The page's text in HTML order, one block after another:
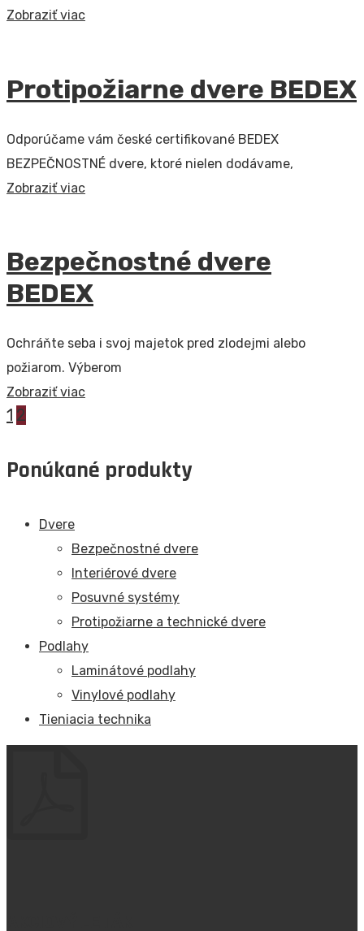
Zobraziť viac
Protipožiarne dvere BEDEX
Odporúčame vám české certifikované BEDEX
BEZPEČNOSTNÉ dvere, ktoré nielen dodávame,
Zobraziť viac
Bezpečnostné dvere
BEDEX
Ochráňte seba i svoj majetok pred zlodejmi alebo
požiarom. Výberom
Zobraziť viac
1 2
Ponúkané produkty
Dvere
Bezpečnostné dvere
Interiérové dvere
Posuvné systémy
Protipožiarne a technické dvere
Podlahy
Laminátové podlahy
Vinylové podlahy
Tieniacia technika